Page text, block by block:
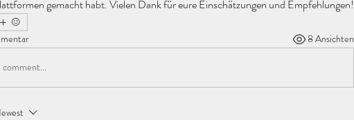
gemacht habt. Vielen Dank für eure Einschätzungen und Empfehlungen!
8 Ansichten